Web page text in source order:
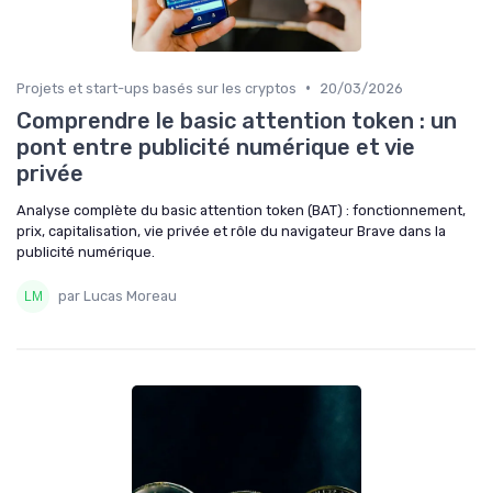
Projets et start-ups basés sur les cryptos • 20/03/2026
Comprendre le basic attention token : un
pont entre publicité numérique et vie
privée
Analyse complète du basic attention token (BAT) : fonctionnement,
prix, capitalisation, vie privée et rôle du navigateur Brave dans la
publicité numérique.
par Lucas Moreau